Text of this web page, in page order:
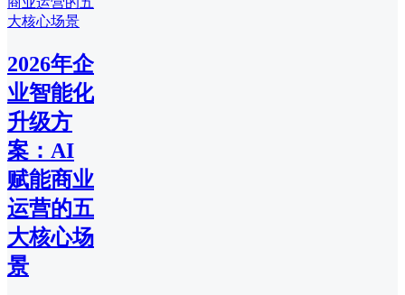
2026年企
业智能化
升级方
案：AI
赋能商业
运营的五
大核心场
景